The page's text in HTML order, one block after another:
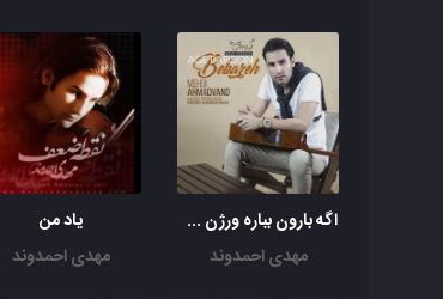
اگه بارون بباره ورژن جدید
مهدی احمدوند
یاد من
مهدی احمدوند